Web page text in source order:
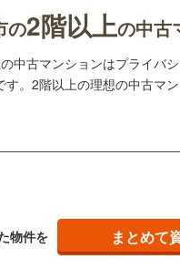
の2階以上の中古
中古マンションはプライバ
す。2階以上の理想の中古マ
物件を まとめて
・北陸
愛知
鳥取
福岡
県のそのほ
地域
川越市(
行田市( 0
上尾市(
秋田新幹線
鉄 東京メト
東武伊勢
西武秩父線
西武山口線
トランク
駐車場空
管理・管理
配置、向き